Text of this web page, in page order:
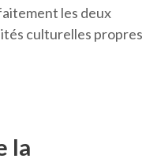
les deux
culturelles propres
la